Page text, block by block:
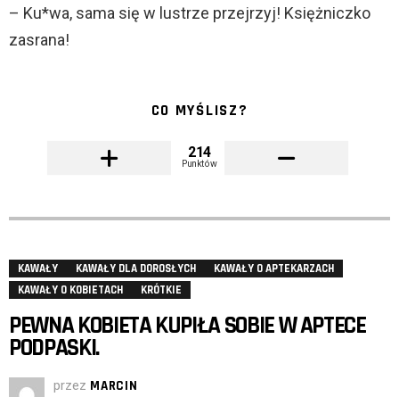
– Ku*wa, sama się w lustrze przejrzyj! Księżniczko
zasrana!
CO MYŚLISZ?
214
Punktów
KAWAŁY KAWAŁY DLA DOROSŁYCH
KAWAŁY O APTEKARZACH
KAWAŁY O KOBIETACH
KRÓTKIE
PEWNA KOBIETA KUPIŁA SOBIE W APTECE
PODPASKI.
przez MARCIN